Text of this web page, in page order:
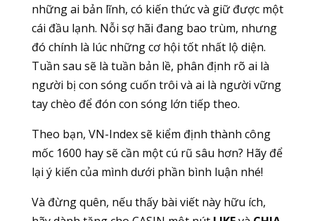
những ai bản lĩnh, có kiến thức và giữ được một
cái đầu lạnh. Nỗi sợ hãi đang bao trùm, nhưng
đó chính là lúc những cơ hội tốt nhất lộ diện.
Tuần sau sẽ là tuần bản lề, phân định rõ ai là
người bị con sóng cuốn trôi và ai là người vững
tay chèo để đón con sóng lớn tiếp theo.
Theo bạn, VN-Index sẽ kiểm định thành công
mốc 1600 hay sẽ cần một cú rũ sâu hơn? Hãy để
lại ý kiến của mình dưới phần bình luận nhé!
Và đừng quên, nếu thấy bài viết này hữu ích,